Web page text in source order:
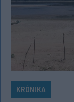
KRÓNIKA